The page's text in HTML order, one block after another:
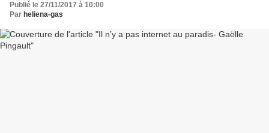
Publié le 27/11/2017 à 10:00
Par heliena-gas